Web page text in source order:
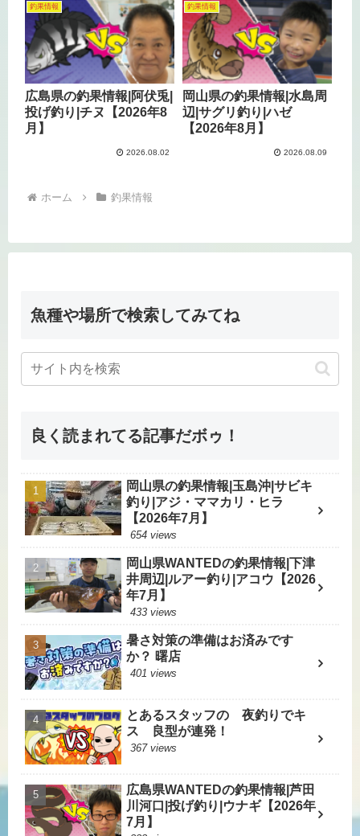
釣果情報
広島県の釣果情報|阿伏兎|
投げ釣り|チヌ【2026年8
月】
2026.08.02
釣果情報
岡山県の釣果情報|水島周
辺|サグリ釣り|ハゼ
【2026年8月】
2026.08.09
ホーム 釣果情報
魚種や場所で検索してみてね
良く読まれてる記事だボゥ！
岡山県の釣果情報|玉島沖|サビキ
釣り|アジ・ママカリ・ヒラ
【2026年7月】
654 views
岡山県WANTEDの釣果情報|下津
井周辺|ルアー釣り|アコウ【2026
年7月】
433 views
暑さ対策の準備はお済みです
か？ 曙店
401 views
とあるスタッフの 夜釣りでキ
ス 良型が連発！
367 views
広島県WANTEDの釣果情報|芦田
川河口|投げ釣り|ウナギ【2026年
7月】